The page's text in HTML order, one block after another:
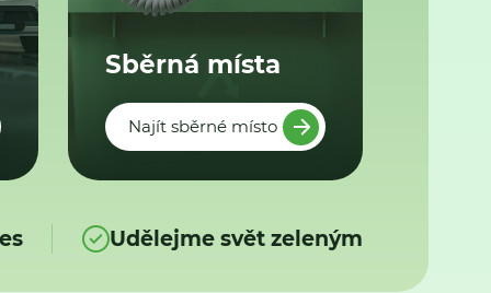
Sběrná místa
Najít sběrné místo
Udělejme svět zeleným